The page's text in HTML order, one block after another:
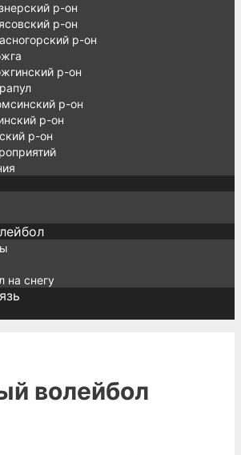
р-он
р-он
р-он
р-он
р-он
р-он
р-он
на снегу
волейбол